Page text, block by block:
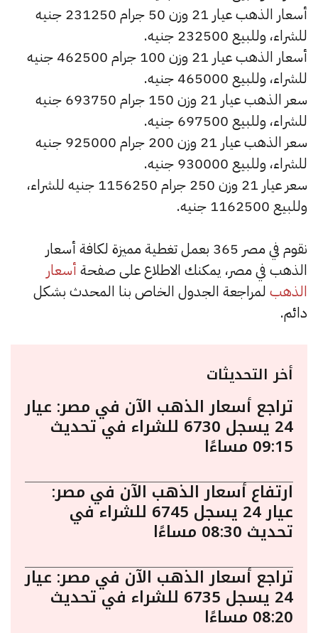
أسعار الذهب عيار 21 وزن 50 جرام 231250 جنيه
للشراء، وللبيع 232500 جنيه.
أسعار الذهب عيار 21 وزن 100 جرام 462500 جنيه
للشراء، وللبيع 465000 جنيه.
سعر الذهب عيار 21 وزن 150 جرام 693750 جنيه
للشراء، وللبيع 697500 جنيه.
سعر الذهب عيار 21 وزن 200 جرام 925000 جنيه
للشراء، وللبيع 930000 جنيه.
سعر عيار 21 وزن 250 جرام 1156250 جنيه للشراء،
وللبيع 1162500 جنيه.
نقوم في مصر 365 بعمل تغطية مميزة لكافة أسعار
الذهب في مصر، يمكنك الاطلاع على صفحة أسعار
الذهب لمراجعة الجدول الخاص بنا المحدث بشكل
دائم.
أخر التحديثات
تراجع أسعار الذهب الآن في مصر: عيار
24 يسجل 6730 للشراء في تحديث
09:15 مساءًا
ارتفاع أسعار الذهب الآن في مصر:
عيار 24 يسجل 6745 للشراء في
تحديث 08:30 مساءًا
تراجع أسعار الذهب الآن في مصر: عيار
24 يسجل 6735 للشراء في تحديث
08:20 مساءًا